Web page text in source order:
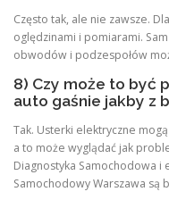
Często tak, ale nie zawsze.
oględzinami i pomiarami.
obwodów i podzespołów
8) Czy może to być
auto gaśnie jakby z
Tak. Usterki elektryczne
a to może wyglądać jak
Diagnostyka Samochodowa i
Samochodowy Warszawa są